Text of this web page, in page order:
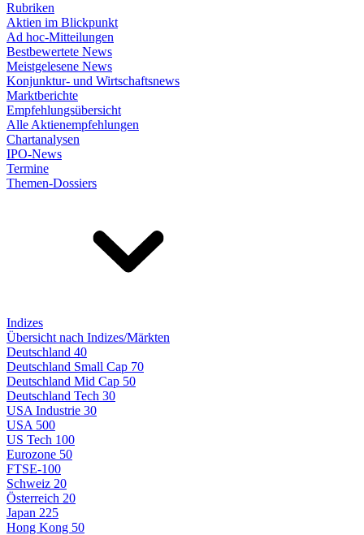
Rubriken
Aktien im Blickpunkt
Ad hoc-Mitteilungen
Bestbewertete News
Meistgelesene News
Konjunktur- und Wirtschaftsnews
Marktberichte
Empfehlungsübersicht
Alle Aktienempfehlungen
Chartanalysen
IPO-News
Termine
Themen-Dossiers
Indizes
Übersicht nach Indizes/Märkten
Deutschland 40
Deutschland Small Cap 70
Deutschland Mid Cap 50
Deutschland Tech 30
USA Industrie 30
USA 500
US Tech 100
Eurozone 50
FTSE-100
Schweiz 20
Österreich 20
Japan 225
Hong Kong 50